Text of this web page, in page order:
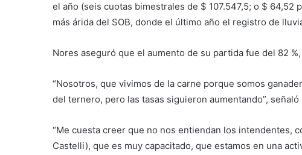
el año (seis cuotas bimestrales de $ 107.547,5; o $ 64,52
más árida del SOB, donde el último año el registro de
Nores aseguró que el aumento de su partida fue del 82
“Nosotros, que vivimos de la carne porque somos
del ternero, pero las tasas siguieron aumentando”, señaló
“Me cuesta creer que no nos entiendan los intendentes,
Castelli), que es muy capacitado, que estamos en una